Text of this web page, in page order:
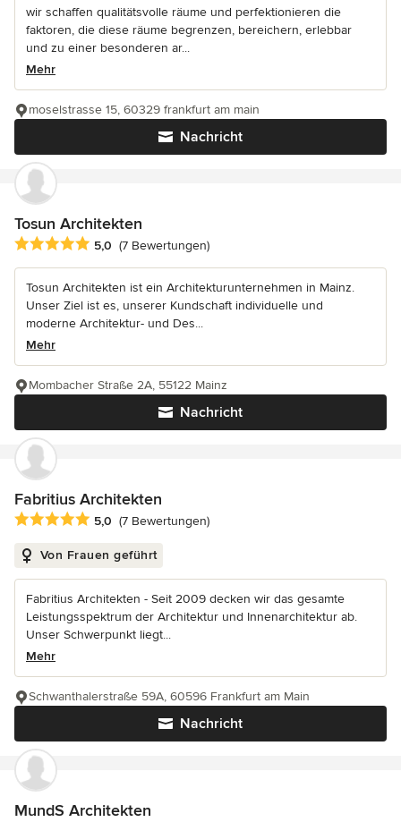
wir schaffen qualitätsvolle räume und perfektionieren die
faktoren, die diese räume begrenzen, bereichern, erlebbar
und zu einer besonderen ar...
Mehr
Nachricht
moselstrasse 15, 60329 frankfurt am main
Tosun Architekten
Durchschnittliche Bewertung: 5 von 5 Sternen
5,0 (7 Bewertungen)
Tosun Architekten ist ein Architekturunternehmen in Mainz.
Unser Ziel ist es, unserer Kundschaft individuelle und
moderne Architektur- und Des...
Mehr
Nachricht
Mombacher Straße 2A, 55122 Mainz
Fabritius Architekten
Durchschnittliche Bewertung: 5 von 5 Sternen
5,0 (7 Bewertungen)
Von Frauen geführt
Fabritius Architekten - Seit 2009 decken wir das gesamte
Leistungsspektrum der Architektur und Innenarchitektur ab.
Unser Schwerpunkt liegt...
Mehr
Nachricht
Schwanthalerstraße 59A, 60596 Frankfurt am Main
MundS Architekten